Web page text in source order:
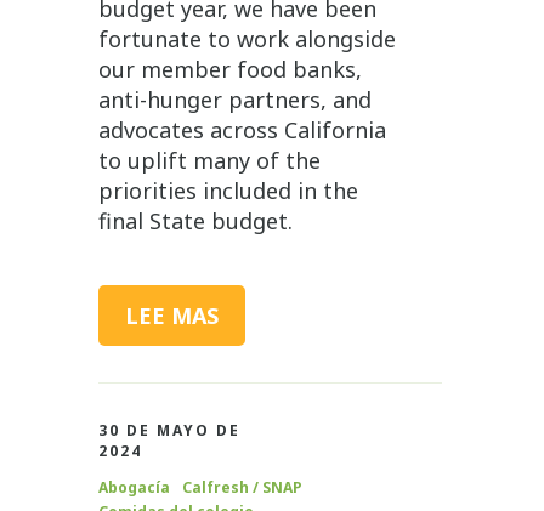
budget year, we have been
fortunate to work alongside
our member food banks,
anti-hunger partners, and
advocates across California
to uplift many of the
priorities included in the
final State budget.
LEE MAS
30 DE MAYO DE
2024
Abogacía
Calfresh / SNAP